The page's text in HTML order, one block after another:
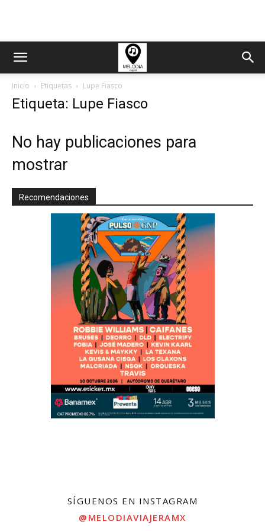
Inicio Etiquetas Lupe Fiasco
Etiqueta: Lupe Fiasco
No hay publicaciones para
mostrar
Recomendaciones
SÍGUENOS EN INSTAGRAM
@MELODIAVIAJERAMX